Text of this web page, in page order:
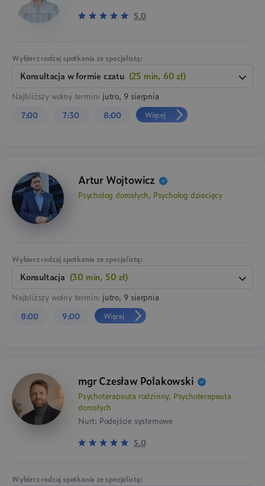
5.0
Wybierz rodzaj spotkania ze specjalistą:
konsultacja w formie czatu (25 min, 60 zł)
Najbliższy wolny termin: jutro, 9 sierpnia
7:00
7:30 8:00 Więcej
Artur Wojtowicz
Psycholog dorosłych, Psycholog dziecięcy
Wybierz rodzaj spotkania ze specjalistą:
konsultacja (30 min, 50 zł)
Najbliższy wolny termin: jutro, 9 sierpnia
8:00
9:00 Więcej
mgr Czesław Polakowski
Psychoterapeuta rodzinny, Psychoterapeuta
dorosłych
Nurt: Podejście systemowe
5.0
Wybierz rodzaj spotkania ze specjalistą: